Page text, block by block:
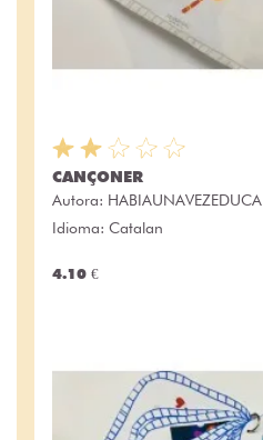
CANÇONER
Autora: HABIAUNAVEZEDUCA
Idioma: Catalan
4.10 €